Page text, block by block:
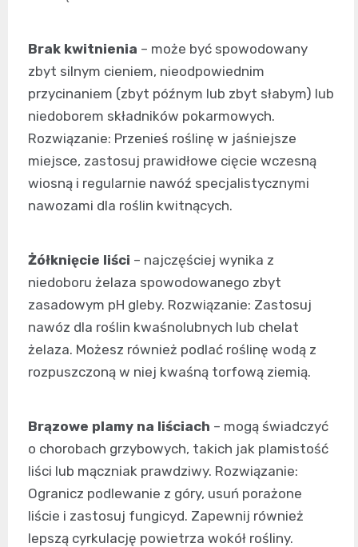
Brak kwitnienia – może być spowodowany
zbyt silnym cieniem, nieodpowiednim
przycinaniem (zbyt późnym lub zbyt słabym) lub
niedoborem składników pokarmowych.
Rozwiązanie: Przenieś roślinę w jaśniejsze
miejsce, zastosuj prawidłowe cięcie wczesną
wiosną i regularnie nawóź specjalistycznymi
nawozami dla roślin kwitnących.
Żółknięcie liści – najczęściej wynika z
niedoboru żelaza spowodowanego zbyt
zasadowym pH gleby. Rozwiązanie: Zastosuj
nawóz dla roślin kwaśnolubnych lub chelat
żelaza. Możesz również podlać roślinę wodą z
rozpuszczoną w niej kwaśną torfową ziemią.
Brązowe plamy na liściach – mogą świadczyć
o chorobach grzybowych, takich jak plamistość
liści lub mączniak prawdziwy. Rozwiązanie:
Ogranicz podlewanie z góry, usuń porażone
liście i zastosuj fungicyd. Zapewnij również
lepszą cyrkulację powietrza wokół rośliny.